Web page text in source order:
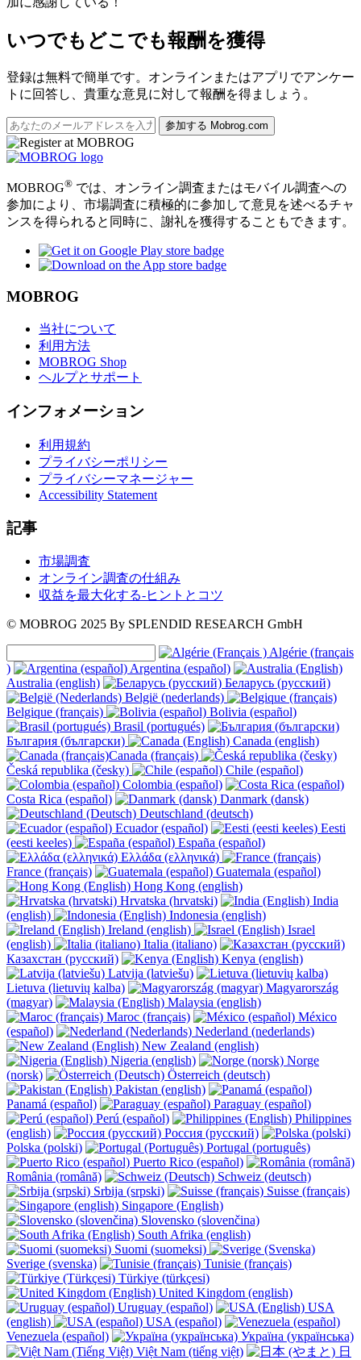
いつでもどこでも報酬を獲得
登録は無料で簡単です。オンラインまたはアプリでアンケー
トに回答し、貴重な意見に対して報酬を得ましょう。
参加する Mobrog.com
MOBROG® では、オンライン調査またはモバイル調査への
参加により、市場調査に積極的に参加して意見を述べるチャ
ンスを得られると同時に、謝礼を獲得することもできます。
MOBROG
当社について
利用方法
MOBROG Shop
ヘルプとサポート
インフォメーション
利用規約
プライバシーポリシー
プライバシーマネージャー
Accessibility Statement
記事
市場調査
オンライン調査の仕組み
収益を最大化する-ヒントとコツ
© MOBROG 2025 By SPLENDID RESEARCH GmbH
Algérie (français
)
Argentina (español)
Australia (english)
Беларусь (русский)
België (nederlands)
Belgique (français)
Bolivia (español)
Brasil (portugués)
България (български)
Canada (english)
Canada (français)
Česká republika (česky)
Chile (español)
Colombia (español)
Costa Rica (español)
Danmark (dansk)
Deutschland (deutsch)
Ecuador (español)
Eesti
(eesti keeles)
España (español)
Ελλάδα (ελληνικά)
France (français)
Guatemala (español)
Hong Kong (english)
Hrvatska (hrvatski)
India
(english)
Indonesia (english)
Ireland (english)
Israel
(english)
Italia (italiano)
Казахстан (русский)
Kenya (english)
Latvija (latviešu)
Lietuva (lietuvių kalba)
Magyarország
(magyar)
Malaysia (english)
Maroc (français)
México
(español)
Nederland (nederlands)
New Zealand (english)
Nigeria (english)
Norge
(norsk)
Österreich (deutsch)
Pakistan (english)
Panamá (español)
Paraguay (español)
Perú (español)
Philippines
(english)
Россия (русский)
Polska (polski)
Portugal (português)
Puerto Rico (español)
România (română)
Schweiz (deutsch)
Srbija (srpski)
Suisse (français)
Singapore (English)
Slovensko (slovenčina)
South Afrika (english)
Suomi (suomeksi)
Sverige (svenska)
Tunisie (français)
Türkiye (türkçesi)
United Kingdom (english)
Uruguay (español)
USA
(english)
USA (español)
Venezuela (español)
Україна (українська)
Việt Nam (tiếng việt)
日